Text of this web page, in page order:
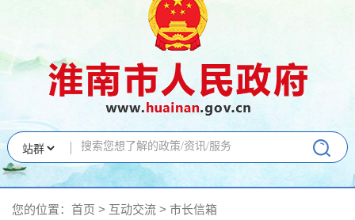
您的位置： 首页 > 互动交流 > 市长信箱